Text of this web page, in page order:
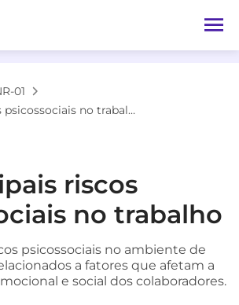
01
13 principais riscos psicossociais no trabalho
riscos
no trabalho
psicossociais no ambiente de
a fatores que afetam a
e social dos colaboradores.